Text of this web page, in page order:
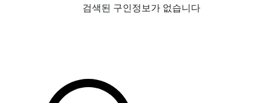
검색된 구인정보가 없습니다